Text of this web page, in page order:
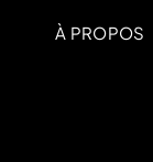
À PROPOS